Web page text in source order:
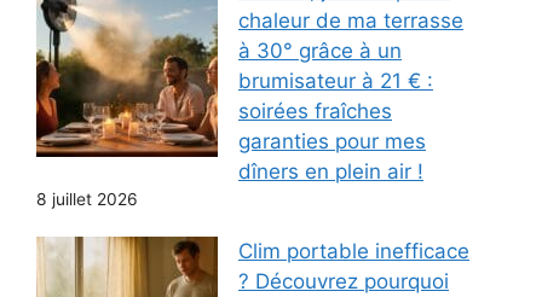
chaleur de ma terrasse
à 30° grâce à un
brumisateur à 21 € :
soirées fraîches
garanties pour mes
dîners en plein air !
8 juillet 2026
Clim portable inefficace
? Découvrez pourquoi